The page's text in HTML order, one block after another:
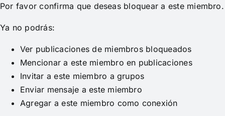
Por favor confirma que deseas bloquear a este miembro.
Ya no podrás:
Ver publicaciones de miembros bloqueados
Mencionar a este miembro en publicaciones
Invitar a este miembro a grupos
Enviar mensaje a este miembro
Agregar a este miembro como conexión